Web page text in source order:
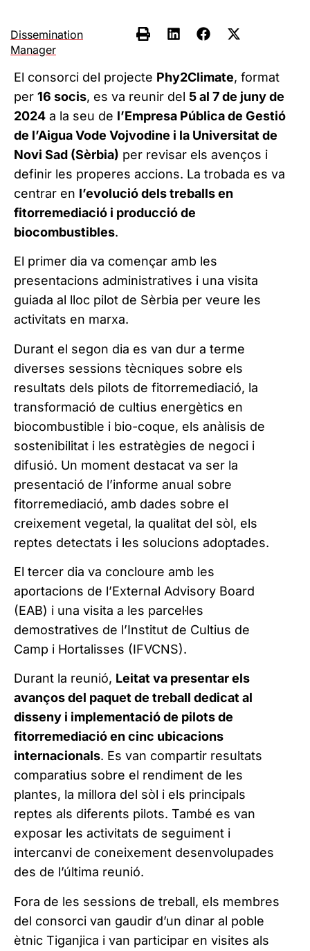
Dissemination
Manager
El consorci del projecte Phy2Climate, format
per 16 socis, es va reunir del 5 al 7 de juny de
2024 a la seu de l’Empresa Pública de Gestió
de l’Aigua Vode Vojvodine i la Universitat de
Novi Sad (Sèrbia) per revisar els avenços i
definir les properes accions. La trobada es va
centrar en l’evolució dels treballs en
fitorremediació i producció de
biocombustibles.
El primer dia va començar amb les
presentacions administratives i una visita
guiada al lloc pilot de Sèrbia per veure les
activitats en marxa.
Durant el segon dia es van dur a terme
diverses sessions tècniques sobre els
resultats dels pilots de fitorremediació, la
transformació de cultius energètics en
biocombustible i bio-coque, els anàlisis de
sostenibilitat i les estratègies de negoci i
difusió. Un moment destacat va ser la
presentació de l’informe anual sobre
fitorremediació, amb dades sobre el
creixement vegetal, la qualitat del sòl, els
reptes detectats i les solucions adoptades.
El tercer dia va concloure amb les
aportacions de l’External Advisory Board
(EAB) i una visita a les parcel·les
demostratives de l’Institut de Cultius de
Camp i Hortalisses (IFVCNS).
Durant la reunió, Leitat va presentar els
avanços del paquet de treball dedicat al
disseny i implementació de pilots de
fitorremediació en cinc ubicacions
internacionals. Es van compartir resultats
comparatius sobre el rendiment de les
plantes, la millora del sòl i els principals
reptes als diferents pilots. També es van
exposar les activitats de seguiment i
intercanvi de coneixement desenvolupades
des de l’última reunió.
Fora de les sessions de treball, els membres
del consorci van gaudir d’un dinar al poble
ètnic Tiganjica i van participar en visites als